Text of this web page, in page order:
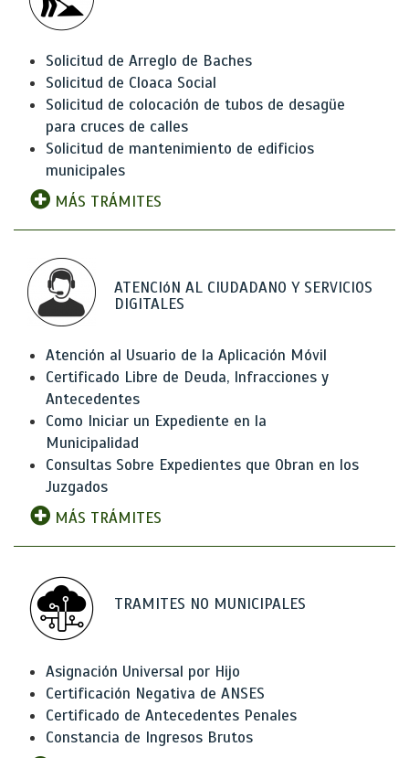
Solicitud de Arreglo de Baches
Solicitud de Cloaca Social
Solicitud de colocación de tubos de desagüe
para cruces de calles
Solicitud de mantenimiento de edificios
municipales
MÁS TRÁMITES
ATENCIóN AL CIUDADANO Y SERVICIOS
DIGITALES
Atención al Usuario de la Aplicación Móvil
Certificado Libre de Deuda, Infracciones y
Antecedentes
Como Iniciar un Expediente en la
Municipalidad
Consultas Sobre Expedientes que Obran en los
Juzgados
MÁS TRÁMITES
TRAMITES NO MUNICIPALES
Asignación Universal por Hijo
Certificación Negativa de ANSES
Certificado de Antecedentes Penales
Constancia de Ingresos Brutos